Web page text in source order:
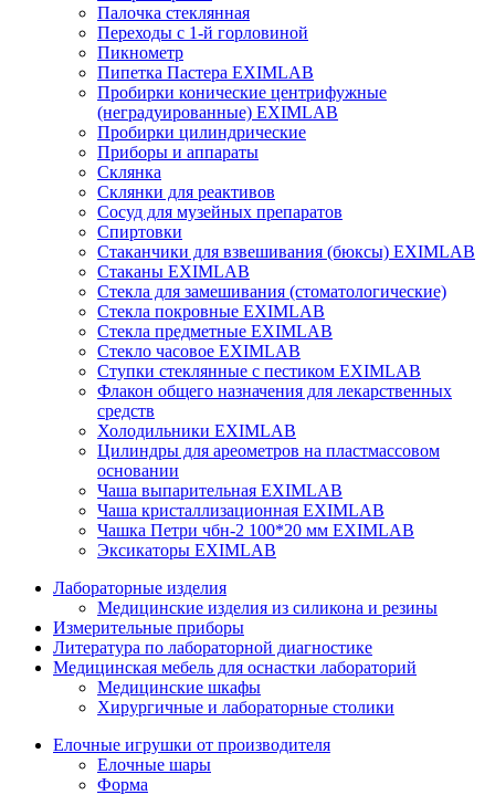
Палочка стеклянная
Переходы с 1-й горловиной
Пикнометр
Пипетка Пастера EXIMLAB
Пробирки конические центрифужные
(неградуированные) EXIMLAB
Пробирки цилиндрические
Приборы и аппараты
Склянка
Склянки для реактивов
Сосуд для музейных препаратов
Спиртовки
Стаканчики для взвешивания (бюксы) EXIMLAB
Стаканы EXIMLAB
Стекла для замешивания (стоматологические)
Стекла покровные EXIMLAB
Стекла предметные EXIMLAB
Стекло часовое EXIMLAB
Ступки стеклянные с пестиком EXIMLAB
Флакон общего назначения для лекарственных
средств
Холодильники EXIMLAB
Цилиндры для ареометров на пластмассовом
основании
Чаша выпарительная EXIMLAB
Чаша кристаллизационная EXIMLAB
Чашка Петри чбн-2 100*20 мм EXIMLAB
Эксикаторы EXIMLAB
Лабораторные изделия
Медицинские изделия из силикона и резины
Измерительные приборы
Литература по лабораторной диагностике
Медицинская мебель для оснастки лабораторий
Медицинские шкафы
Хирургичные и лабораторные столики
Елочные игрушки от производителя
Елочные шары
Форма